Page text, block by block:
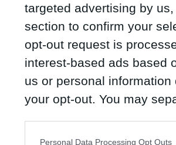
targeted advertising by
section to confirm your
opt-out request is
interest-based ads based
us or personal
your opt-out. You may
Personal Data Processing Opt Outs